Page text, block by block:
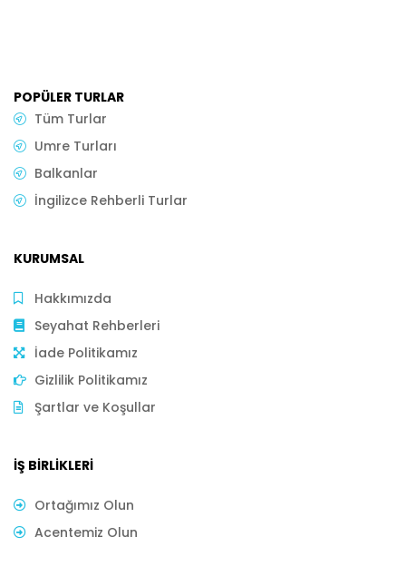
POPÜLER TURLAR
Tüm Turlar
Umre Turları
Balkanlar
İngilizce Rehberli Turlar
KURUMSAL
Hakkımızda
Seyahat Rehberleri
İade Politikamız
Gizlilik Politikamız
Şartlar ve Koşullar
İŞ BIRLIKLERI
Ortağımız Olun
Acentemiz Olun